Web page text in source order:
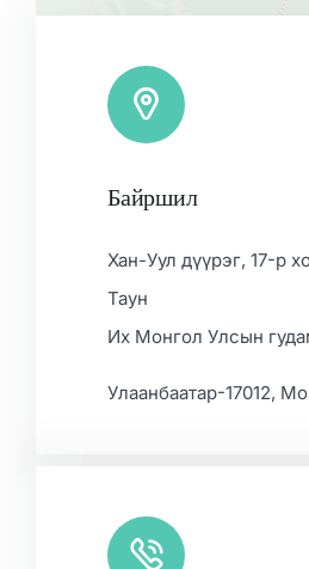
Leaflet|Map data ©
Байршил
Хан-Уул дүүрэг, 17-р
Таун
Их Монгол Улсын
Улаанбаатар-17012,